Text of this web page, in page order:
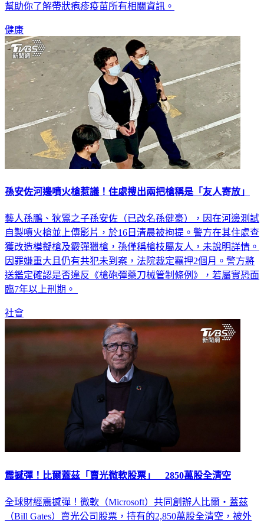
幫助你了解帶狀疱疹疫苗所有相關資訊。
健康
孫安佐河邊噴火槍惹議！住處搜出兩把槍稱是「友人寄放」
藝人孫鵬、狄鶯之子孫安佐（已改名孫健豪），因在河邊測試
自製噴火槍並上傳影片，於16日清晨被拘提。警方在其住處查
獲改造模擬槍及霰彈獵槍，孫僅稱槍枝屬友人，未說明詳情。
因罪嫌重大且仍有共犯未到案，法院裁定羈押2個月。警方將
送鑑定確認是否違反《槍砲彈藥刀械管制條例》，若屬實恐面
臨7年以上刑期。
社會
震撼彈！比爾蓋茲「賣光微軟股票」 2850萬股全清空
全球財經震撼彈！微軟（Microsoft）共同創辦人比爾・蓋茲
（Bill Gates）賣光公司股票，持有的2,850萬股全清空，被外